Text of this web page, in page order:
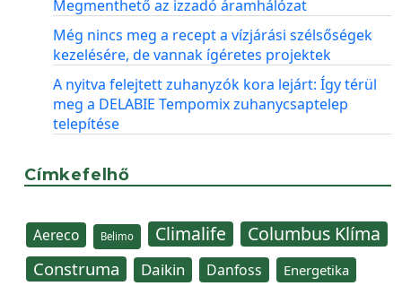
Megmenthető az izzadó áramhálózat
Még nincs meg a recept a vízjárási szélsőségek
kezelésére, de vannak ígéretes projektek
A nyitva felejtett zuhanyzók kora lejárt: Így térül
meg a DELABIE Tempomix zuhanycsaptelep
telepítése
Címkefelhő
Aereco Belimo Climalife Columbus Klíma
Construma Daikin Danfoss Energetika